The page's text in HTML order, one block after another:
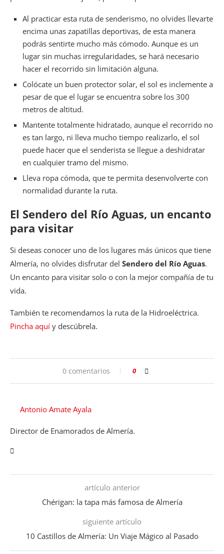
Al practicar esta ruta de senderismo, no olvides llevarte
encima unas zapatillas deportivas, de esta manera
podrás sentirte mucho más cómodo. Aunque es un
lugar sin muchas irregularidades, se hará necesario
hacer el recorrido sin limitación alguna.
Colócate un buen protector solar, el sol es inclemente a
pesar de que el lugar se encuentra sobre los 300
metros de altitud.
Mantente totalmente hidratado, aunque el recorrido no
es tan largo, ni lleva mucho tiempo realizarlo, el sol
puede hacer que el senderista se llegue a deshidratar
en cualquier tramo del mismo.
Lleva ropa cómoda, que te permita desenvolverte con
normalidad durante la ruta.
El Sendero del Río Aguas, un encanto
para visitar
Si deseas conocer uno de los lugares más únicos que tiene
Almería, no olvides disfrutar del Sendero del Río Aguas.
Un encanto para visitar solo o con la mejor compañía de tu
vida.
También te recomendamos la ruta de la Hidroeléctrica.
Pincha aquí y descúbrela.
0 comentarios 0
Antonio Amate Ayala
Director de Enamorados de Almería.
artículo anterior
Chérigan: la tapa más famosa de Almería
siguiente artículo
10 Castillos de Almería: Un Viaje Mágico al Pasado